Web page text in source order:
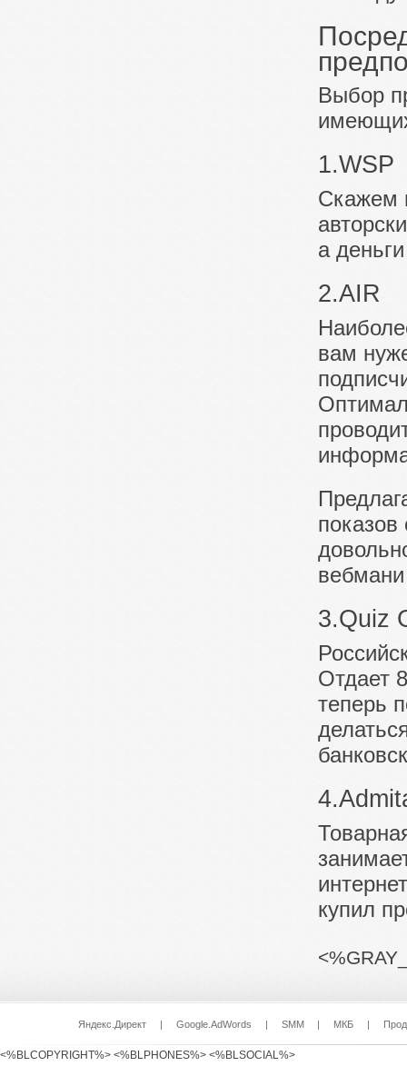
Выбор
1.WSP
Скажем
а
2.AIR
вам
3.Quiz
Отдает
теперь
купил
Яндекс.Директ | Google.AdWords | SMM | МКБ |
<%BLCOPYRIGHT%> <%BLPHONES%> <%BLSOCIAL%>